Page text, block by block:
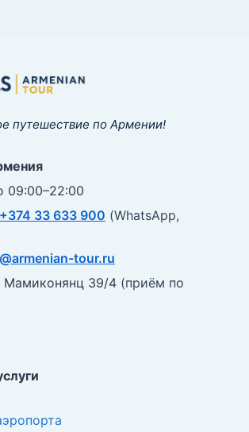
путешествие по Армении!
09:00–22:00
+374 33 633 900 (WhatsApp,
tour.ru
Мамиконянц 39/4 (приём по